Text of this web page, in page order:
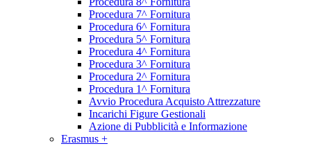
Procedura 7^ Fornitura
Procedura 6^ Fornitura
Procedura 5^ Fornitura
Procedura 4^ Fornitura
Procedura 3^ Fornitura
Procedura 2^ Fornitura
Procedura 1^ Fornitura
Avvio Procedura Acquisto Attrezzature
Incarichi Figure Gestionali
Azione di Pubblicità e Informazione
Erasmus +